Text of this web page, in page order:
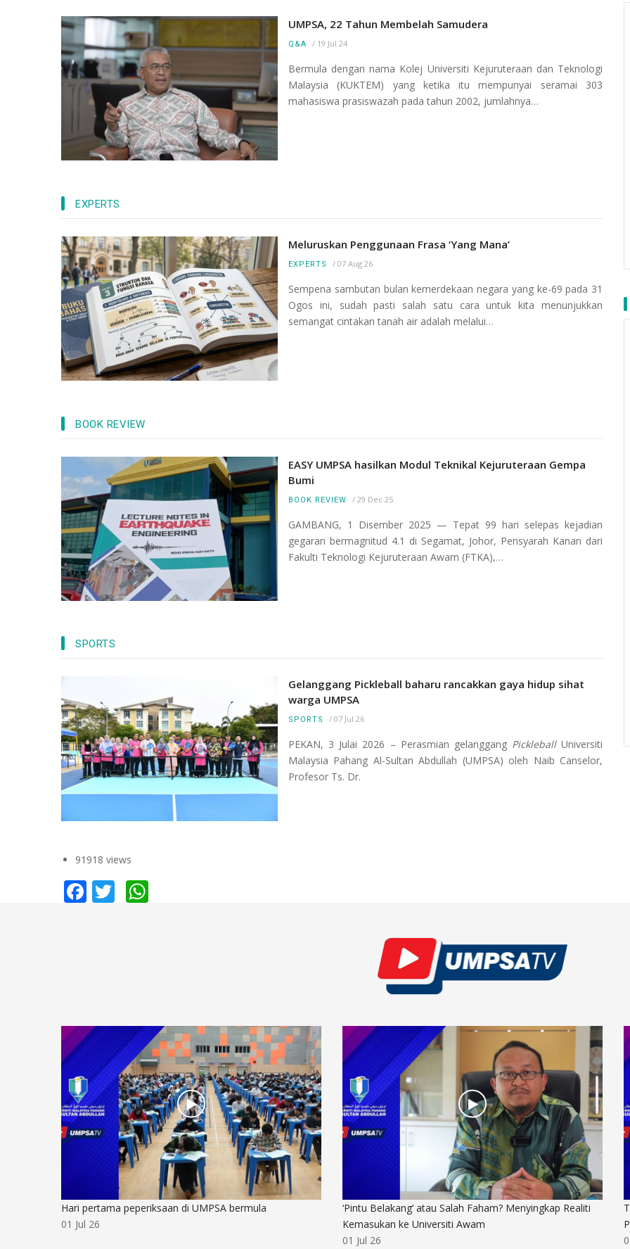
UMPSA, 22 Tahun Membelah Samudera
Q&A / 19 Jul 24
Bermula dengan nama Kolej Universiti Kejuruteraan dan Teknologi
Malaysia (KUKTEM) yang ketika itu mempunyai seramai 303
mahasiswa prasiswazah pada tahun 2002, jumlahnya…
EXPERTS
Meluruskan Penggunaan Frasa ‘Yang Mana’
EXPERTS / 07 Aug 26
Sempena sambutan bulan kemerdekaan negara yang ke-69 pada 31
Ogos ini, sudah pasti salah satu cara untuk kita menunjukkan
semangat cintakan tanah air adalah melalui…
BOOK REVIEW
EASY UMPSA hasilkan Modul Teknikal Kejuruteraan Gempa
Bumi
BOOK REVIEW / 29 Dec 25
GAMBANG, 1 Disember 2025 — Tepat 99 hari selepas kejadian
gegaran bermagnitud 4.1 di Segamat, Johor, Pensyarah Kanan dari
Fakulti Teknologi Kejuruteraan Awam (FTKA),…
SPORTS
Gelanggang Pickleball baharu rancakkan gaya hidup sihat
warga UMPSA
SPORTS / 07 Jul 26
PEKAN, 3 Julai 2026 – Perasmian gelanggang PickleballUniversiti
Malaysia Pahang Al-Sultan Abdullah (UMPSA) oleh Naib Canselor,
Profesor Ts. Dr.
91918 views
Facebook
Twitter
-Akademia
Profesor Adjung
Tersergam indah pandangan dari udara bangunan
Menara Jam yang merupakan simbolik kepada
(UMP) ini terletak di kampus Pekan. Ia mulai dibina
Hari pertama peperiksaan di UMPSA bermula
01 Jul 26
‘Pintu Belakang’ atau Salah Faham? Menyingkap Realiti
Kemasukan ke Universiti Awam
01 Jul 26